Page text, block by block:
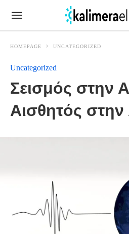
HOMEPAGE UNCATEGORIZED
Uncategorized
Σεισμός στην
Αισθητός